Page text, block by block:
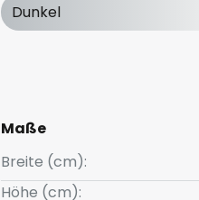
Dunkel
Maße
Breite (cm):
Höhe (cm):